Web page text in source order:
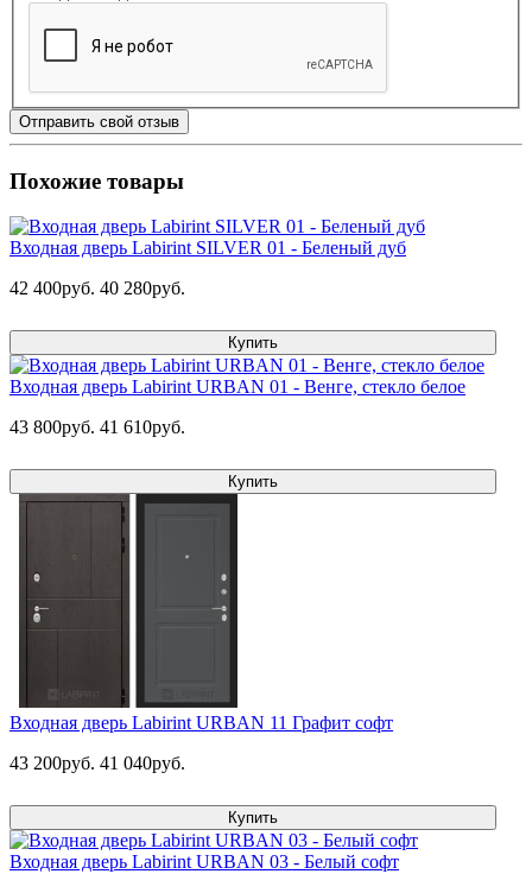
Отправить свой отзыв
Похожие товары
Входная дверь Labirint SILVER 01 - Беленый дуб
42 400руб. 40 280руб.
Купить
Входная дверь Labirint URBAN 01 - Венге, стекло белое
43 800руб. 41 610руб.
Купить
Входная дверь Labirint URBAN 11 Графит софт
43 200руб. 41 040руб.
Купить
Входная дверь Labirint URBAN 03 - Белый софт